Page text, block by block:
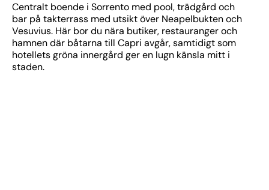
Centralt boende i Sorrento med pool, trädgård och
bar på takterrass med utsikt över Neapelbukten och
Vesuvius. Här bor du nära butiker, restauranger och
hamnen där båtarna till Capri avgår, samtidigt som
hotellets gröna innergård ger en lugn känsla mitt i
staden.